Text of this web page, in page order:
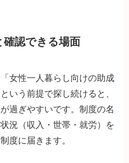
認できる場面
女性一人暮らし向けの助成
いう前提で探し続けると、
過ぎやすいです。制度の名
況（収入・世帯・就労）を
度に届きます。